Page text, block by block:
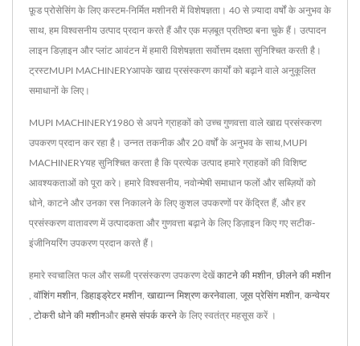
फ़ूड प्रोसेसिंग के लिए कस्टम-निर्मित मशीनरी में विशेषज्ञता। 40 से ज़्यादा वर्षों के अनुभव के
साथ, हम विश्वसनीय उत्पाद प्रदान करते हैं और एक मज़बूत प्रतिष्ठा बना चुके हैं। उत्पादन
लाइन डिज़ाइन और प्लांट आवंटन में हमारी विशेषज्ञता सर्वोत्तम दक्षता सुनिश्चित करती है।
ट्रस्टMUPI MACHINERYआपके खाद्य प्रसंस्करण कार्यों को बढ़ाने वाले अनुकूलित
समाधानों के लिए।
MUPI MACHINERY1980 से अपने ग्राहकों को उच्च गुणवत्ता वाले खाद्य प्रसंस्करण
उपकरण प्रदान कर रहा है। उन्नत तकनीक और 20 वर्षों के अनुभव के साथ,MUPI
MACHINERYयह सुनिश्चित करता है कि प्रत्येक उत्पाद हमारे ग्राहकों की विशिष्ट
आवश्यकताओं को पूरा करे। हमारे विश्वसनीय, नवोन्मेषी समाधान फलों और सब्ज़ियों को
धोने, काटने और उनका रस निकालने के लिए कुशल उपकरणों पर केंद्रित हैं, और हर
प्रसंस्करण वातावरण में उत्पादकता और गुणवत्ता बढ़ाने के लिए डिज़ाइन किए गए सटीक-
इंजीनियरिंग उपकरण प्रदान करते हैं।
हमारे स्वचालित फल और सब्जी प्रसंस्करण उपकरण देखेंकाटने की मशीन छीलने की मशीन
वॉशिंग मशीन डिहाइड्रेटर मशीन खाद्यान्न मिश्रण करनेवाला जूस प्रेसिंग मशीन कन्वेयर
टोकरी धोने की मशीनऔरहमसे संपर्क करने के लिए स्वतंत्र महसूस करें ।